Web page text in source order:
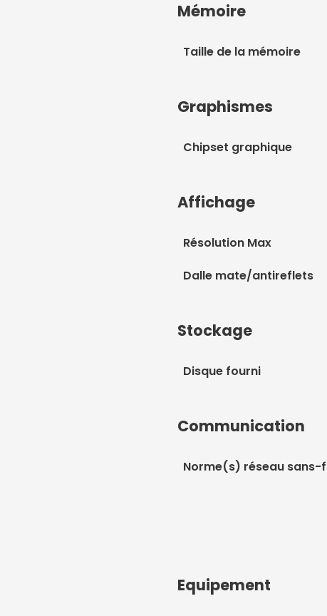
Mémoire
Taille de la mémoire
Graphismes
Chipset graphique
Affichage
Résolution Max
Dalle mate/antireflets
Stockage
Disque fourni
Communication
Norme(s) réseau sans-
Equipement